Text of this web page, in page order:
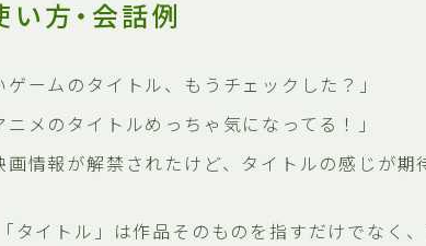
い方・会話例
ゲームのタイトル、もうチェックした？」
ニメのタイトルめっちゃ気になってる！」
画情報が解禁されたけど、タイトルの感じが期
タイトル」は作品そのものを指すだけでなく